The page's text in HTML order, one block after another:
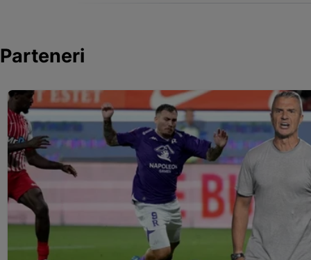
Parteneri